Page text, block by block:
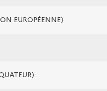
EUROPÉENNE)